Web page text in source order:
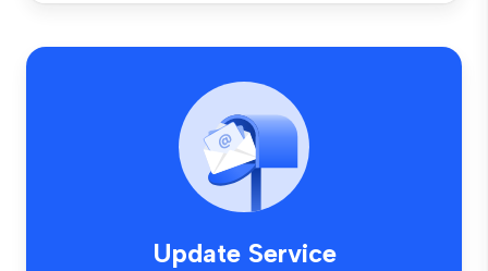
Update Service